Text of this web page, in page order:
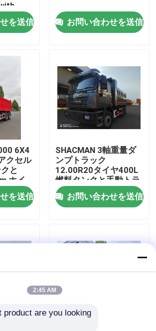
つい て
ください
ラック
ラック
and
を送信 お問い合わせを送信
6X4
クセル
と
ホイ
を送信
SHACMAN 3軸重量ダ
ンプトラック
12.00R20タイヤ400L
燃料タンクと手動トラ
ンスミッション 430HP
ユーロII 25トン
お問い合わせを送信
ティ
2:45 AM
product are you looking